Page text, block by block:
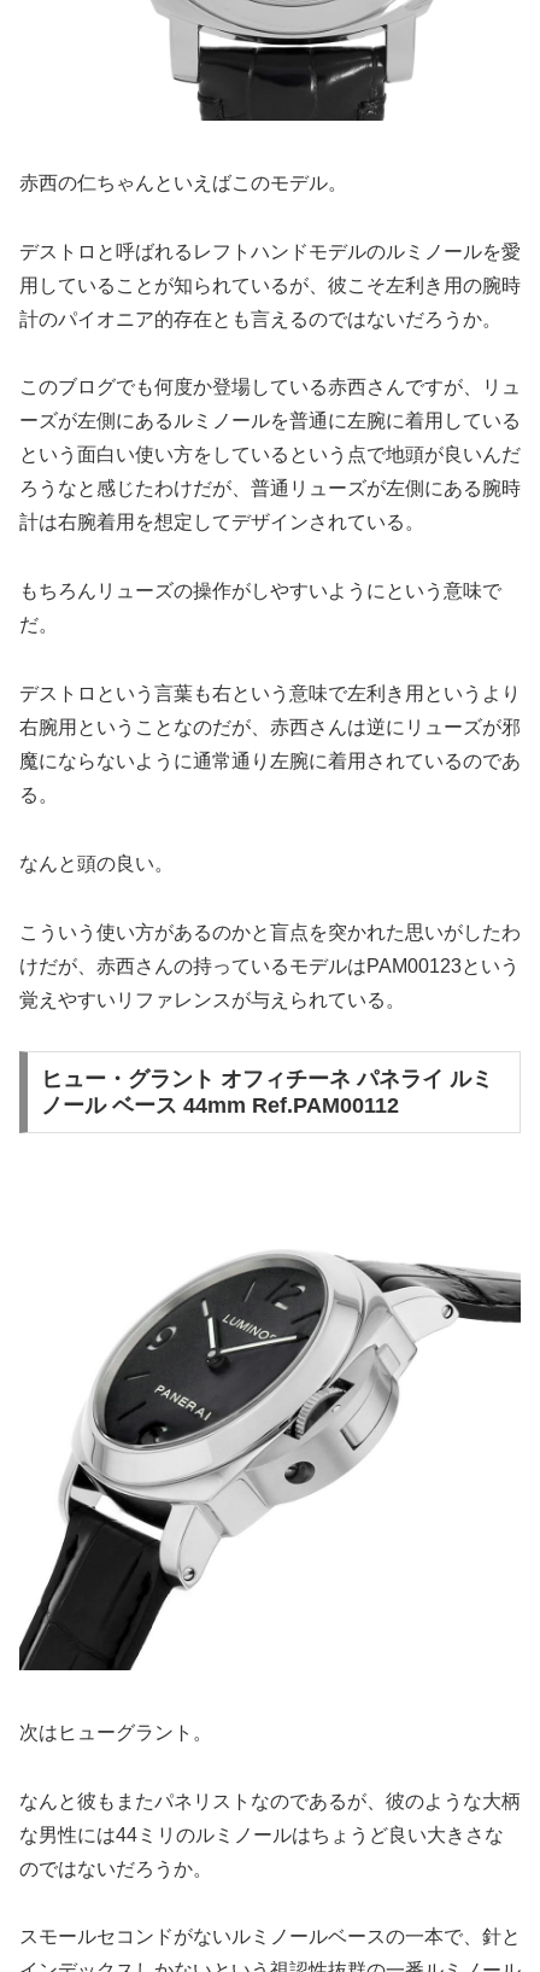
赤西の仁ちゃんといえばこのモデル。
デストロと呼ばれるレフトハンドモデルのルミノールを愛
用していることが知られているが、彼こそ左利き用の腕時
計のパイオニア的存在とも言えるのではないだろうか。
このブログでも何度か登場している赤西さんですが、リュ
ーズが左側にあるルミノールを普通に左腕に着用している
という面白い使い方をしているという点で地頭が良いんだ
ろうなと感じたわけだが、普通リューズが左側にある腕時
計は右腕着用を想定してデザインされている。
もちろんリューズの操作がしやすいようにという意味で
だ。
デストロという言葉も右という意味で左利き用というより
右腕用ということなのだが、赤西さんは逆にリューズが邪
魔にならないように通常通り左腕に着用されているのであ
る。
なんと頭の良い。
こういう使い方があるのかと盲点を突かれた思いがしたわ
けだが、赤西さんの持っているモデルはPAM00123という
覚えやすいリファレンスが与えられている。
ヒュー・グラント オフィチーネ パネライ ルミ
ノール ベース 44mm Ref.PAM00112
次はヒューグラント。
なんと彼もまたパネリストなのであるが、彼のような大柄
な男性には44ミリのルミノールはちょうど良い大きさな
のではないだろうか。
スモールセコンドがないルミノールベースの一本で、針と